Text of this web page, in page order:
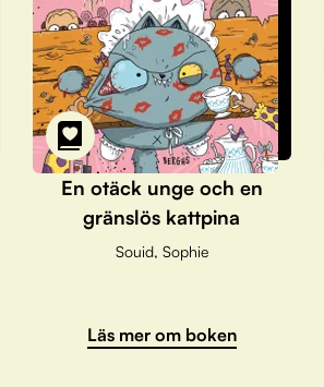
En otäck unge och en
gränslös kattpina
Souid, Sophie
Läs mer om boken